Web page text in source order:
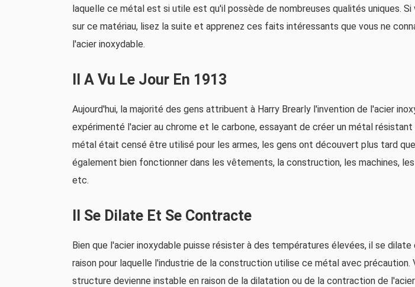
laquelle ce métal est si utile est qu'il possède de nombreuses qualités uniques. Si
sur ce matériau, lisez la suite et apprenez ces faits intéressants que vous ne
l'acier inoxydable.
Il A Vu Le Jour En 1913
Aujourd'hui, la majorité des gens attribuent à Harry Brearly l'invention de l'acier
expérimenté l'acier au chrome et le carbone, essayant de créer un métal résistant
métal était censé être utilisé pour les armes, les gens ont découvert plus tard
également bien fonctionner dans les vêtements, la construction, les machines,
etc.
Il Se Dilate Et Se Contracte
Bien que l'acier inoxydable puisse résister à des températures élevées, il se
raison pour laquelle l'industrie de la construction utilise ce métal avec précaution.
structure devienne instable en raison de la dilatation ou de la contraction de